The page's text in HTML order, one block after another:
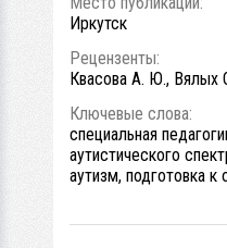
Иркутск
Рецензенты:
Квасова А. Ю., Вялых
Ключевые слова:
специальная
аутистического
аутизм, подготовка